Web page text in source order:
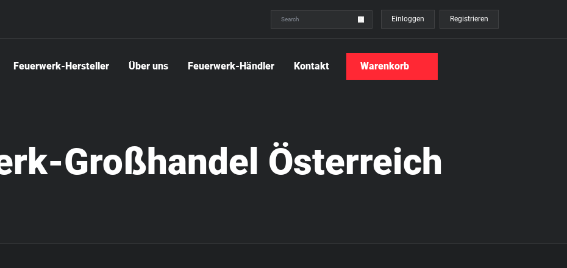
Feuerwerk-Hersteller Über uns Feuerwerk-Händler Kontakt Warenkorb
Einloggen Registrieren
Großhandel Österreich